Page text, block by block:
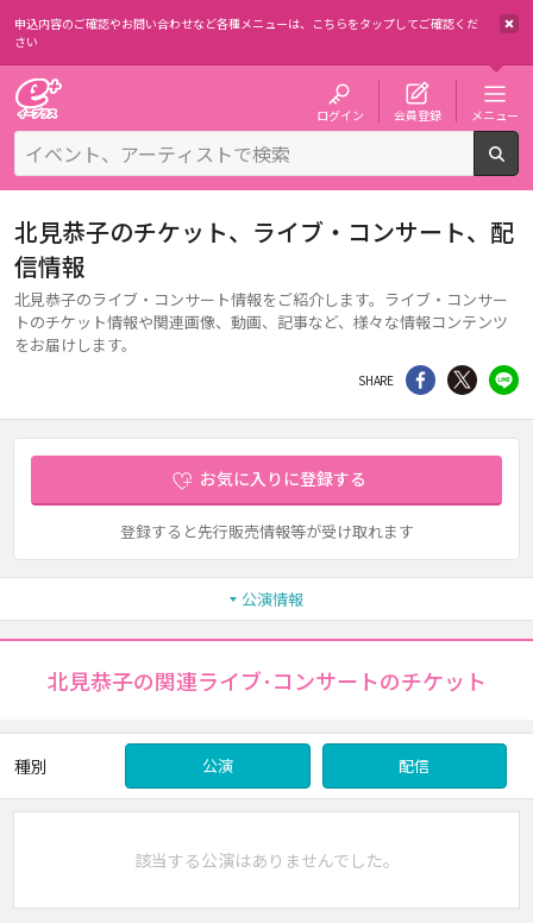
申込内容のご確認やお問い合わせなど各種メニューは、 こちらをタップしてご確認くだ
さい
ログイン 会員登録 メニュー
北見恭子のチケット、ライブ・コンサート、配
信情報
北見恭子のライブ・コンサート情報をご紹介します。ライブ・コンサー
トのチケット情報や関連画像、動画、記事など、様々な情報コンテンツ
をお届けします。
SHARE シェア Twitter
お気に入りに登録する
登録すると先行販売情報等が受け取れます
公演情報
北見恭子の関連ライブ･コンサートのチケット
種別 公演 配信
該当する公演はありませんでした。